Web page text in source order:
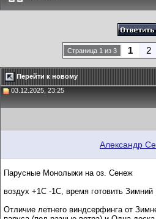
Страница 1 из 3 1 2
Перейти к новому
03.12.2025, 23:25
Александр
Парусные Монолыжи на оз. Сенеж
воздух +1С -1С, время готовить Зимний
Отличие летнего виндсерфинга от